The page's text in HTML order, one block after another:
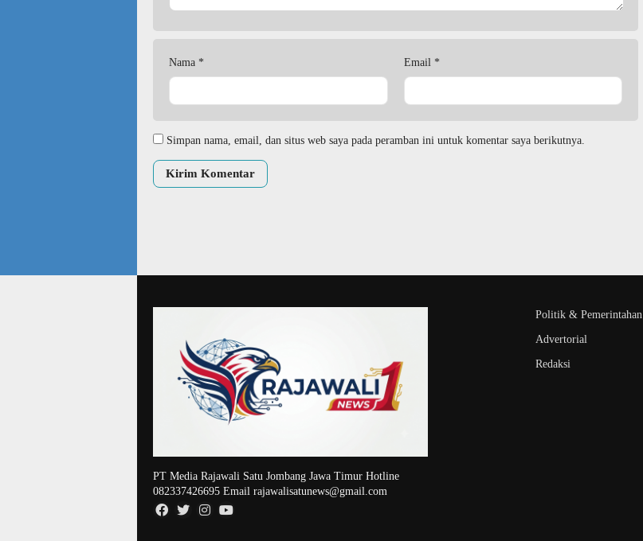
Nama * Email *
Simpan nama, email, dan situs web saya pada peramban ini untuk komentar saya berikutnya.
Politik & Pemerintahan
Advertorial
Redaksi
PT Media Rajawali Satu Jombang Jawa Timur Hotline
082337426695 Email rajawalisatunews@gmail.com